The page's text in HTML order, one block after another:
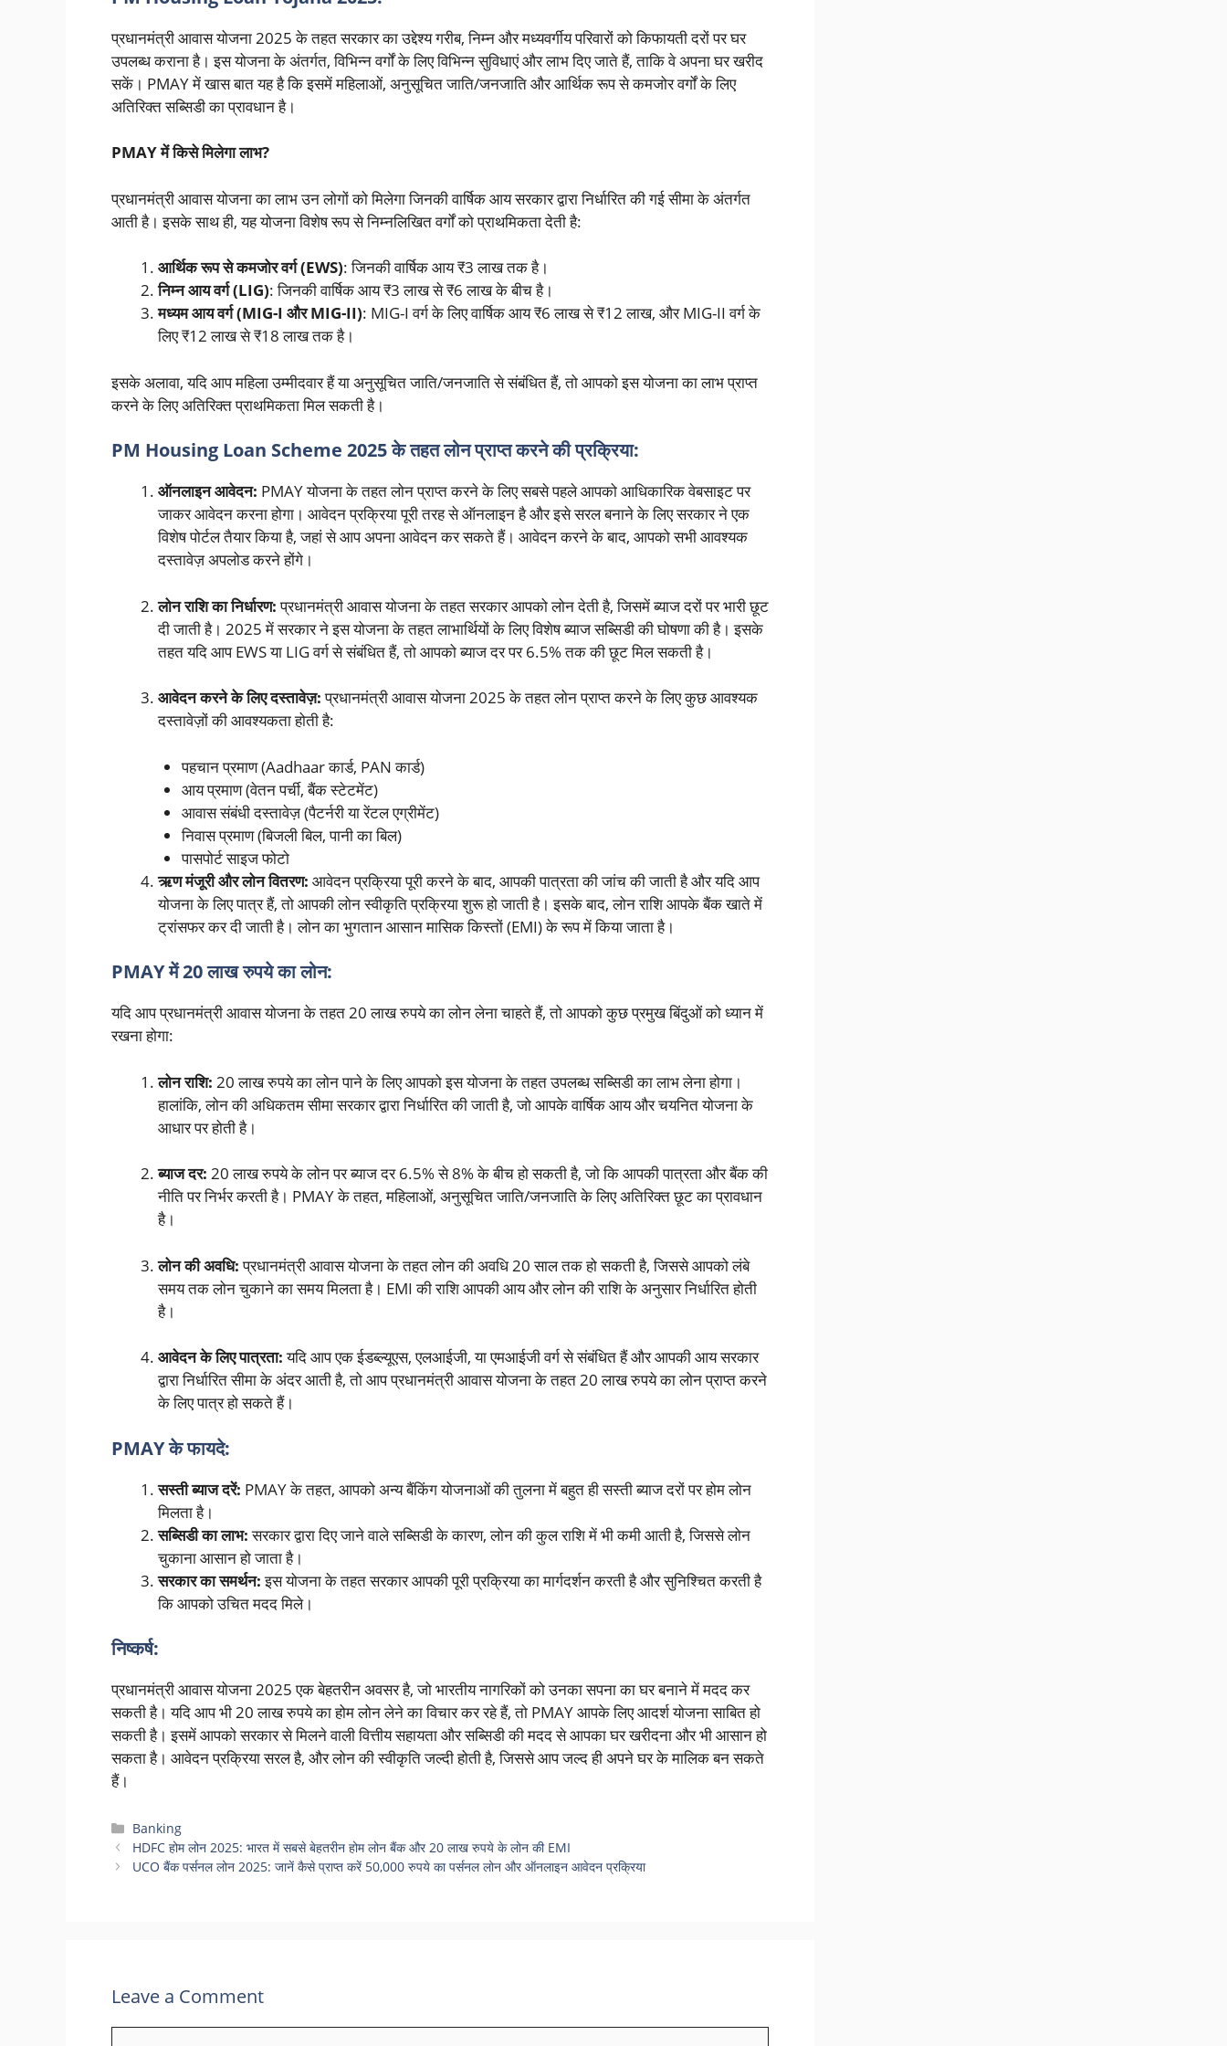
प्रधानमंत्री आवास योजना 2025 के तहत सरकार का उद्देश्य गरीब, निम्न और मध्यवर्गीय परिवारों को किफायती दरों पर घर
उपलब्ध कराना है। इस योजना के अंतर्गत, विभिन्न वर्गों के लिए विभिन्न सुविधाएं और लाभ दिए जाते हैं, ताकि वे अपना घर खरीद
सकें। PMAY में खास बात यह है कि इसमें महिलाओं, अनुसूचित जाति/जनजाति और आर्थिक रूप से कमजोर वर्गों के लिए
अतिरिक्त सब्सिडी का प्रावधान है।
PMAY में किसे मिलेगा लाभ?
प्रधानमंत्री आवास योजना का लाभ उन लोगों को मिलेगा जिनकी वार्षिक आय सरकार द्वारा निर्धारित की गई सीमा के अंतर्गत
आती है। इसके साथ ही, यह योजना विशेष रूप से निम्नलिखित वर्गों को प्राथमिकता देती है:
आर्थिक रूप से कमजोर वर्ग (EWS): जिनकी वार्षिक आय ₹3 लाख तक है।
निम्न आय वर्ग (LIG): जिनकी वार्षिक आय ₹3 लाख से ₹6 लाख के बीच है।
मध्यम आय वर्ग (MIG-I और MIG-II): MIG-I वर्ग के लिए वार्षिक आय ₹6 लाख से ₹12 लाख, और MIG-II वर्ग के
लिए ₹12 लाख से ₹18 लाख तक है।
इसके अलावा, यदि आप महिला उम्मीदवार हैं या अनुसूचित जाति/जनजाति से संबंधित हैं, तो आपको इस योजना का लाभ प्राप्त
करने के लिए अतिरिक्त प्राथमिकता मिल सकती है।
PM Housing Loan Scheme 2025 के तहत लोन प्राप्त करने की प्रक्रिया:
ऑनलाइन आवेदन: PMAY योजना के तहत लोन प्राप्त करने के लिए सबसे पहले आपको आधिकारिक वेबसाइट पर
जाकर आवेदन करना होगा। आवेदन प्रक्रिया पूरी तरह से ऑनलाइन है और इसे सरल बनाने के लिए सरकार ने एक
विशेष पोर्टल तैयार किया है, जहां से आप अपना आवेदन कर सकते हैं। आवेदन करने के बाद, आपको सभी आवश्यक
दस्तावेज़ अपलोड करने होंगे।
लोन राशि का निर्धारण:प्रधानमंत्री आवास योजना के तहत सरकार आपको लोन देती है, जिसमें ब्याज दरों पर भारी छूट
दी जाती है। 2025 में सरकार ने इस योजना के तहत लाभार्थियों के लिए विशेष ब्याज सब्सिडी की घोषणा की है। इसके
तहत यदि आप EWS या LIG वर्ग से संबंधित हैं, तो आपको ब्याज दर पर 6.5% तक की छूट मिल सकती है।
आवेदन करने के लिए दस्तावेज़:प्रधानमंत्री आवास योजना 2025 के तहत लोन प्राप्त करने के लिए कुछ आवश्यक
दस्तावेज़ों की आवश्यकता होती है:
पहचान प्रमाण (Aadhaar कार्ड, PAN कार्ड)
आय प्रमाण (वेतन पर्ची, बैंक स्टेटमेंट)
आवास संबंधी दस्तावेज़ (पैटर्नरी या रेंटल एग्रीमेंट)
निवास प्रमाण (बिजली बिल, पानी का बिल)
पासपोर्ट साइज फोटो
ऋण मंजूरी और लोन वितरण: आवेदन प्रक्रिया पूरी करने के बाद, आपकी पात्रता की जांच की जाती है और यदि आप
योजना के लिए पात्र हैं, तो आपकी लोन स्वीकृति प्रक्रिया शुरू हो जाती है। इसके बाद, लोन राशि आपके बैंक खाते में
ट्रांसफर कर दी जाती है। लोन का भुगतान आसान मासिक किस्तों (EMI) के रूप में किया जाता है।
PMAY में 20 लाख रुपये का लोन:
यदि आप प्रधानमंत्री आवास योजना के तहत 20 लाख रुपये का लोन लेना चाहते हैं, तो आपको कुछ प्रमुख बिंदुओं को ध्यान में
रखना होगा:
लोन राशि: 20 लाख रुपये का लोन पाने के लिए आपको इस योजना के तहत उपलब्ध सब्सिडी का लाभ लेना होगा।
हालांकि, लोन की अधिकतम सीमा सरकार द्वारा निर्धारित की जाती है, जो आपके वार्षिक आय और चयनित योजना के
आधार पर होती है।
ब्याज दर: 20 लाख रुपये के लोन पर ब्याज दर 6.5% से 8% के बीच हो सकती है, जो कि आपकी पात्रता और बैंक की
नीति पर निर्भर करती है। PMAY के तहत, महिलाओं, अनुसूचित जाति/जनजाति के लिए अतिरिक्त छूट का प्रावधान
है।
लोन की अवधि:प्रधानमंत्री आवास योजना के तहत लोन की अवधि 20 साल तक हो सकती है, जिससे आपको लंबे
समय तक लोन चुकाने का समय मिलता है। EMI की राशि आपकी आय और लोन की राशि के अनुसार निर्धारित होती
है।
आवेदन के लिए पात्रता:यदि आप एक ईडब्ल्यूएस, एलआईजी, या एमआईजी वर्ग से संबंधित हैं और आपकी आय सरकार
द्वारा निर्धारित सीमा के अंदर आती है, तो आप प्रधानमंत्री आवास योजना के तहत 20 लाख रुपये का लोन प्राप्त करने
के लिए पात्र हो सकते हैं।
PMAY के फायदे:
सस्ती ब्याज दरें: PMAY के तहत, आपको अन्य बैंकिंग योजनाओं की तुलना में बहुत ही सस्ती ब्याज दरों पर होम लोन
मिलता है।
सब्सिडी का लाभ:सरकार द्वारा दिए जाने वाले सब्सिडी के कारण, लोन की कुल राशि में भी कमी आती है, जिससे लोन
चुकाना आसान हो जाता है।
सरकार का समर्थन:इस योजना के तहत सरकार आपकी पूरी प्रक्रिया का मार्गदर्शन करती है और सुनिश्चित करती है
कि आपको उचित मदद मिले।
निष्कर्ष:
प्रधानमंत्री आवास योजना 2025 एक बेहतरीन अवसर है, जो भारतीय नागरिकों को उनका सपना का घर बनाने में मदद कर
सकती है। यदि आप भी 20 लाख रुपये का होम लोन लेने का विचार कर रहे हैं, तो PMAY आपके लिए आदर्श योजना साबित हो
सकती है। इसमें आपको सरकार से मिलने वाली वित्तीय सहायता और सब्सिडी की मदद से आपका घर खरीदना और भी आसान हो
सकता है। आवेदन प्रक्रिया सरल है, और लोन की स्वीकृति जल्दी होती है, जिससे आप जल्द ही अपने घर के मालिक बन सकते
हैं।
Categories
Banking
HDFC होम लोन 2025: भारत में सबसे बेहतरीन होम लोन बैंक और 20 लाख रुपये के लोन की EMI
UCO बैंक पर्सनल लोन 2025: जानें कैसे प्राप्त करें 50,000 रुपये का पर्सनल लोन और ऑनलाइन आवेदन प्रक्रिया
Leave a Comment